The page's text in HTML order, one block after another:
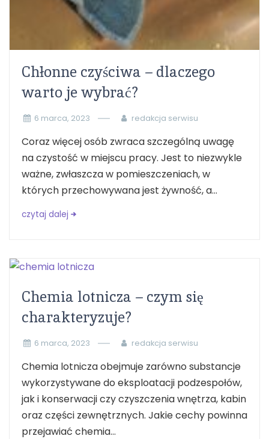
Chłonne czyściwa – dlaczego
warto je wybrać?
6 marca, 2023 redakcja serwisu
Coraz więcej osób zwraca szczególną uwagę
na czystość w miejscu pracy. Jest to niezwykle
ważne, zwłaszcza w pomieszczeniach, w
których przechowywana jest żywność, a...
czytaj dalej
Chemia lotnicza – czym się
charakteryzuje?
6 marca, 2023 redakcja serwisu
Chemia lotnicza obejmuje zarówno substancje
wykorzystywane do eksploatacji podzespołów,
jak i konserwacji czy czyszczenia wnętrza, kabin
oraz części zewnętrznych. Jakie cechy powinna
przejawiać chemia...